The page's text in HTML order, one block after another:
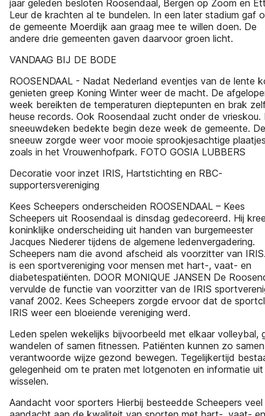
jaar geleden besloten Roosendaal, Bergen op Zoom en
Leur de krachten al te bundelen. In een later stadium gaf
de gemeente Moerdijk aan graag mee te willen doen. De
andere drie gemeenten gaven daarvoor groen licht.
VANDAAG BIJ DE BODE
ROOSENDAAL - Nadat Nederland eventjes van de lente
genieten greep Koning Winter weer de macht. De
week bereikten de temperaturen dieptepunten en brak
heuse records. Ook Roosendaal zucht onder de vrieskou.
sneeuwdeken bedekte begin deze week de gemeente. De
sneeuw zorgde weer voor mooie sprookjesachtige
zoals in het Vrouwenhofpark. FOTO GOSIA LUBBERS
Decoratie voor inzet IRIS, Hartstichting en RBC-
supportersvereniging
Kees Scheepers onderscheiden ROOSENDAAL – Kees
Scheepers uit Roosendaal is dinsdag gedecoreerd. Hij
koninklijke onderscheiding uit handen van burgemeester
Jacques Niederer tijdens de algemene ledenvergadering.
Scheepers nam die avond afscheid als voorzitter van
is een sportvereniging voor mensen met hart-, vaat- en
diabetespatiënten. DOOR MONIQUE JANSEN De
vervulde de functie van voorzitter van de IRIS
vanaf 2002. Kees Scheepers zorgde ervoor dat de
IRIS weer een bloeiende vereniging werd.
Leden spelen wekelijks bijvoorbeeld met elkaar volleybal,
wandelen of samen ﬁtnessen. Patiënten kunnen zo
verantwoorde wijze gezond bewegen. Tegelijkertijd
gelegenheid om te praten met lotgenoten en informatie
wisselen.
Aandacht voor sporters Hierbij besteedde Scheepers veel